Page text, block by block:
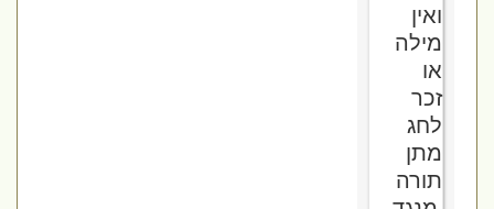
ואין
מילה
או
זכר
לחג
מתן
תורה